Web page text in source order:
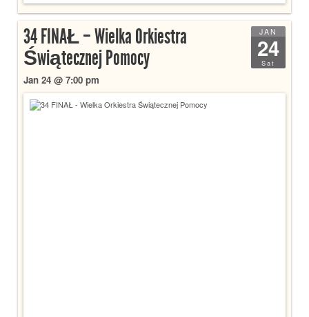
JAN
24
Sat
34 FINAŁ – Wielka Orkiestra
Świątecznej Pomocy
Jan 24 @ 7:00 pm